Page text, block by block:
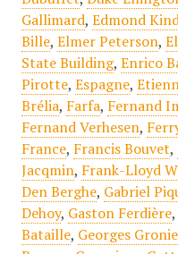
Gallimard, Edmond
Bille, Elmer Peterson,
State Building, Enrico
Pirotte, Espagne,
Brélia, Farfa, Fernand
Fernand Verhesen,
France, Francis Bouvet,
Jacqmin, Frank-Lloyd
Den Berghe, Gabriel
Dehoy, Gaston Ferdière,
Bataille, Georges